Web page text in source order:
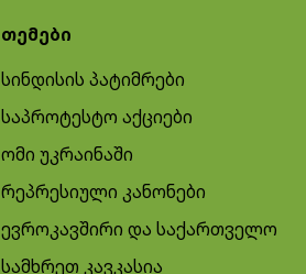
თემები
სინდისის პატიმრები
საპროტესტო აქციები
ომი უკრაინაში
რეპრესიული კანონები
ევროკავშირი და საქართველო
სამხრეთ კავკასია